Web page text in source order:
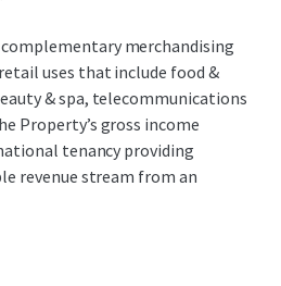
merchandising
uses that include food &
& spa, telecommunications
Property’s gross income
tenancy providing
revenue stream from an
2024, Prickett Preserve